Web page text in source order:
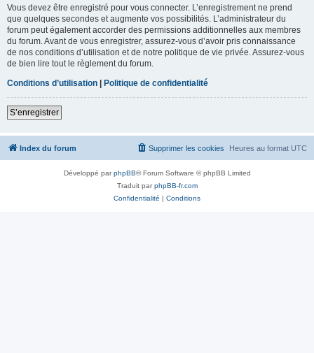
Vous devez être enregistré pour vous connecter. L’enregistrement ne prend
que quelques secondes et augmente vos possibilités. L’administrateur du
forum peut également accorder des permissions additionnelles aux membres
du forum. Avant de vous enregistrer, assurez-vous d’avoir pris connaissance
de nos conditions d’utilisation et de notre politique de vie privée. Assurez-vous
de bien lire tout le règlement du forum.
Conditions d’utilisation | Politique de confidentialité
S’enregistrer
Index du forum Heures au format UTC
Supprimer les cookies
Développé parphpBB® Forum Software © phpBB Limited
Traduit parphpBB-fr.com
Confidentialité | Conditions